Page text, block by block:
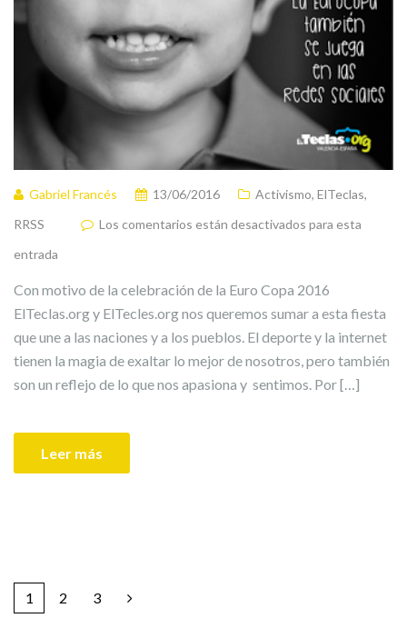
Gabriel Francés 13/06/2016 Activismo, ElTeclas,
RRSS
Los comentarios están desactivados para esta
entrada
Con motivo de la celebración de la Euro Copa 2016
ElTeclas.org y ElTecles.org nos queremos sumar a esta fiesta
que une a las naciones y a los pueblos. El deporte y la internet
tienen la magia de exaltar lo mejor de nosotros, pero también
son un reflejo de lo que nos apasiona y sentimos. Por […]
Leer más
1 2 3